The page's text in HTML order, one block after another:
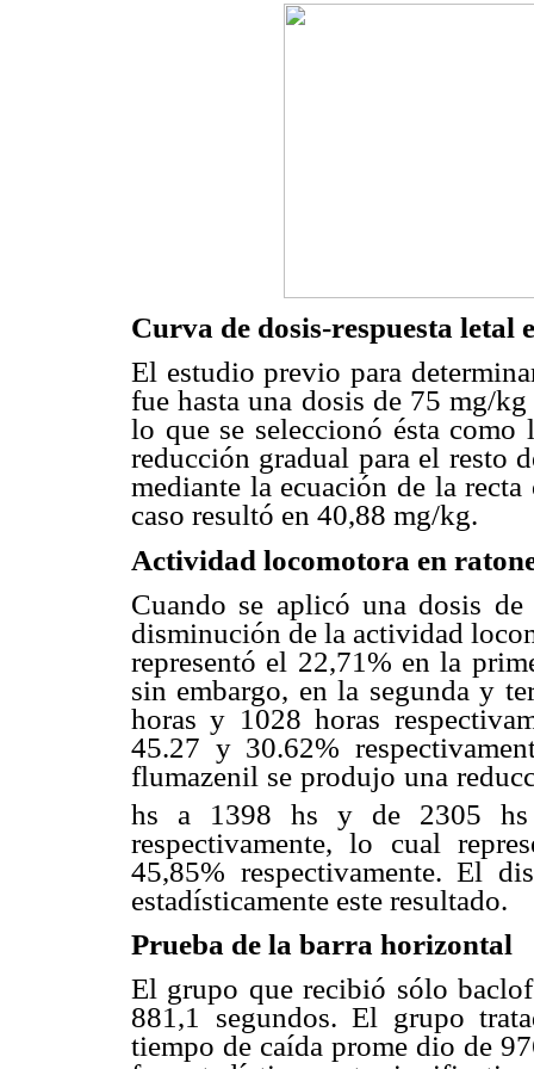
Curva de dosis-respuesta letal
El estudio previo para
fue hasta una dosis de 75 mg/
lo que se seleccionó ésta
reducción gradual para el resto
mediante la ecuación de la
caso resultó en 40,88 mg/kg.
Actividad locomotora en
Cuando se aplicó una dosis
disminución de la actividad
representó el 22,71% en la
sin embargo, en la segunda y
horas y 1028 horas
45.27 y 30.62%
flumazenil se produjo una
hs a 1398 hs y de 2305
respectivamente, lo cual
45,85% respectivamente. El
estadísticamente este resultado.
Prueba de la barra horizontal
El grupo que recibió sólo
881,1 segundos. El grupo
tiempo de caída prome dio de